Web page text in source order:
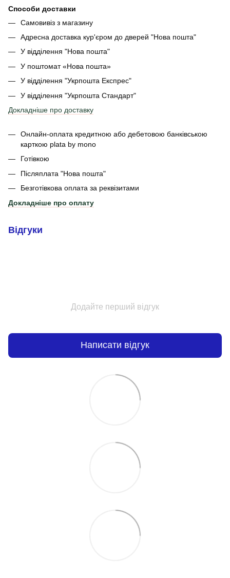
Способи доставки
Самовивіз з магазину
Адресна доставка кур'єром до дверей "Нова пошта"
У відділення "Нова пошта"
У поштомат «Нова пошта»
У відділення "Укрпошта Експрес"
У відділення "Укрпошта Стандарт"
Докладніше про доставку
Онлайн-оплата кредитною або дебетовою банківською
карткою plata by mono
Готівкою
Післяплата "Нова пошта"
Безготівкова оплата за реквізитами
Докладніше про оплату
Відгуки
Додайте перший відгук
Написати відгук